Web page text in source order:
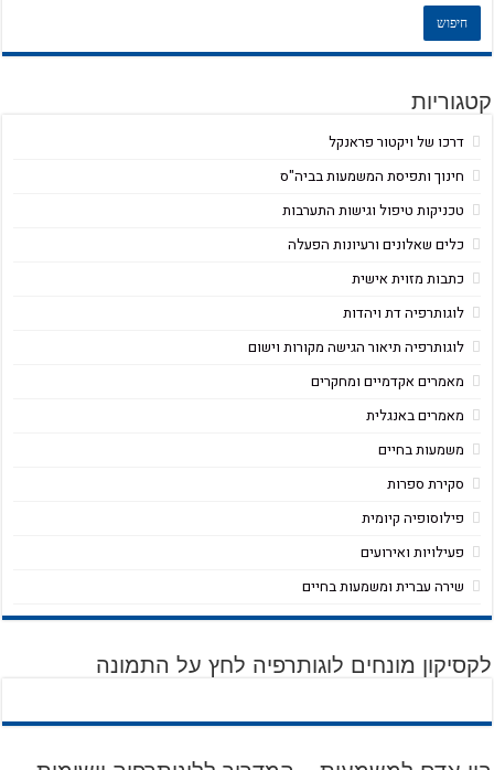
קטגוריות
דרכו של ויקטור פראנקל
חינוך ותפיסת המשמעות בביה"ס
טכניקות טיפול וגישות התערבות
כלים שאלונים ורעיונות הפעלה
כתבות מזוית אישית
לוגותרפיה דת ויהדות
לוגותרפיה תיאור הגישה מקורות וישום
מאמרים אקדמיים ומחקרים
מאמרים באנגלית
משמעות בחיים
סקירת ספרות
פילוסופיה קיומית
פעילויות ואירועים
שירה עברית ומשמעות בחיים
לקסיקון מונחים לוגותרפיה לחץ על התמונה